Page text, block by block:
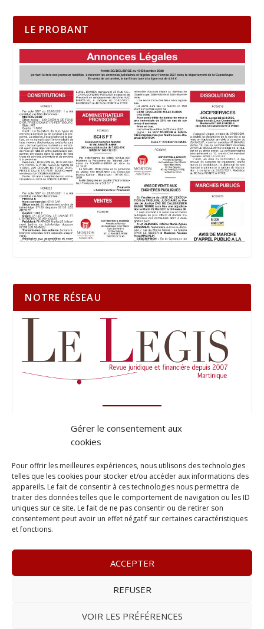
Gérer le consentement aux
cookies
Pour offrir les meilleures expériences, nous utilisons des technologies
telles que les cookies pour stocker et/ou accéder aux informations des
appareils. Le fait de consentir à ces technologies nous permettra de
traiter des données telles que le comportement de navigation ou les ID
uniques sur ce site. Le fait de ne pas consentir ou de retirer son
consentement peut avoir un effet négatif sur certaines caractéristiques
et fonctions.
ACCEPTER
REFUSER
VOIR LES PRÉFÉRENCES
LE PROBANT
NOTRE RÉSEAU
– www.leprobant.fr –
contact@leprobant.fr–